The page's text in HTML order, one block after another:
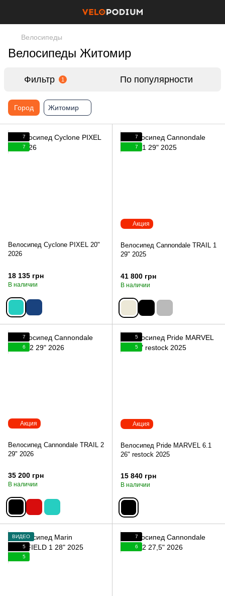
Велосипеды
Велосипеды Житомир
Фильтр 1 По популярности
Город Житомир
7
7
Велосипед Cyclone PIXEL 20"
2026
18 135 грн
В наличии
Акция
7
7
Велосипед Cannondale TRAIL 1
29" 2025
41 800 грн
В наличии
Акция
7
6
Велосипед Cannondale TRAIL 2
29" 2026
35 200 грн
В наличии
Акция
5
5
Велосипед Pride MARVEL 6.1
26" restock 2025
15 840 грн
В наличии
ВИДЕО
5
5
7
6